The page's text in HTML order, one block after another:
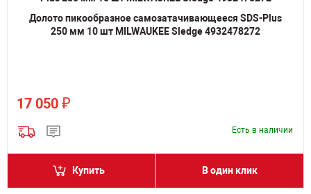
Долото пикообразное самозатачивающееся SDS-Plus
250 мм 10 шт MILWAUKEE Sledge 4932478272
17 050 ₽
Есть в наличии
Купить В один клик